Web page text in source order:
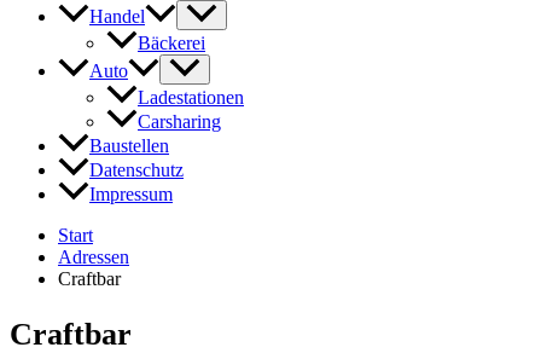
Handel
Bäckerei
Auto
Ladestationen
Carsharing
Baustellen
Datenschutz
Impressum
Start
Adressen
Craftbar
Craftbar